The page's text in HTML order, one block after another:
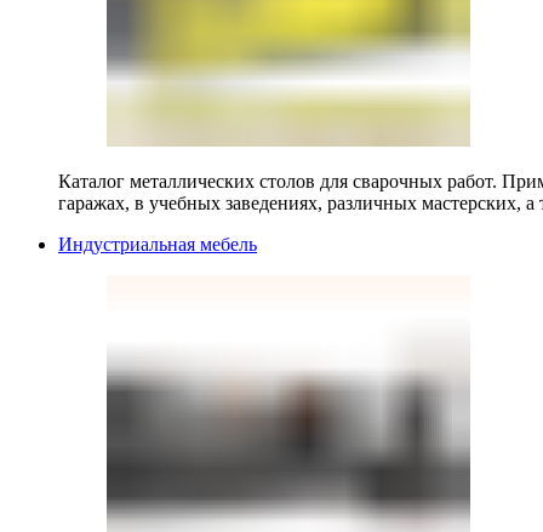
Каталог металлических столов для сварочных работ.
гаражах, в учебных заведениях, различных мастерских, а
Индустриальная мебель